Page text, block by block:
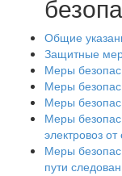
Общие
Защитные
Меры
Меры
Меры
Меры
электровоз
Меры
пути